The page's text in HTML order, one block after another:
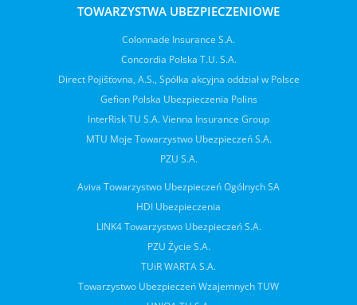
TOWARZYSTWA UBEZPIECZENIOWE
Colonnade Insurance S.A.
Concordia Polska T.U. S.A.
Direct Pojišťovna, A.S., Spółka akcyjna oddział w Polsce
Gefion Polska Ubezpieczenia Polins
InterRisk TU S.A. Vienna Insurance Group
MTU Moje Towarzystwo Ubezpieczeń S.A.
PZU S.A.
Aviva Towarzystwo Ubezpieczeń Ogólnych SA
HDI Ubezpieczenia
LINK4 Towarzystwo Ubezpieczeń S.A.
PZU Życie S.A.
TUiR WARTA S.A.
Towarzystwo Ubezpieczeń Wzajemnych TUW